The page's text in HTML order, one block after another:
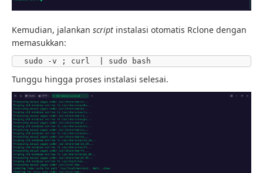
Kemudian, jalankan script instalasi otomatis Rclone dengan
memasukkan:
sudo -v ; curl  | sudo bash
Tunggu hingga proses instalasi selesai.